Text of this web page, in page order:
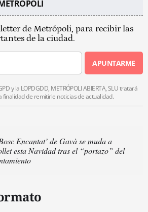
de Metrópoli, para recibir las
de la ciudad.
APUNTARME
y la LOPDGDD, METRÓPOLI ABIERTA, SLU tratará
finalidad de remitirle noticias de actualidad.
Encantat’ de Gavà se muda a
esta Navidad tras el “portazo” del